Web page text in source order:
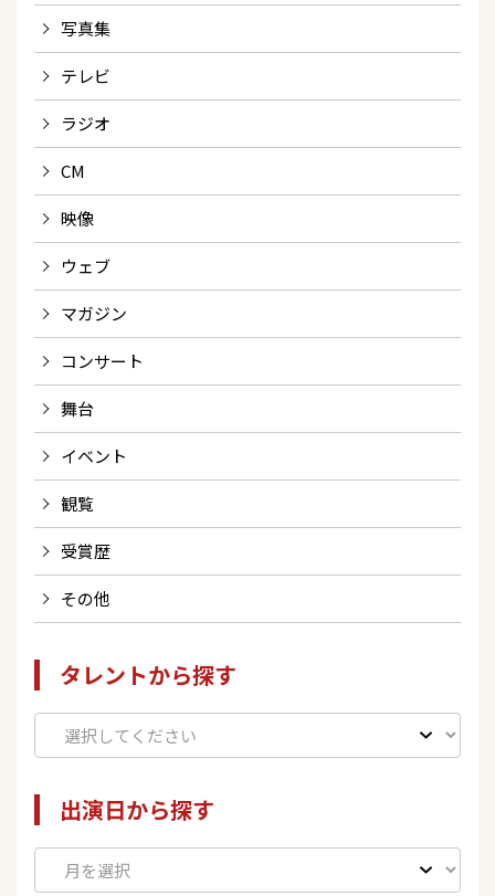
写真集
テレビ
ラジオ
CM
映像
ウェブ
マガジン
コンサート
舞台
イベント
観覧
受賞歴
その他
タレントから探す
出演日から探す